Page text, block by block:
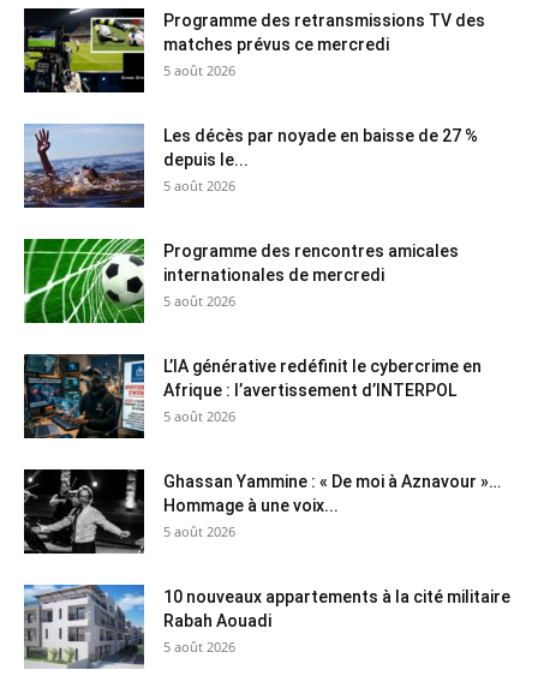
Programme des retransmissions TV des
matches prévus ce mercredi
5 août 2026
Les décès par noyade en baisse de 27 %
depuis le...
5 août 2026
Programme des rencontres amicales
internationales de mercredi
5 août 2026
L’IA générative redéfinit le cybercrime en
Afrique : l’avertissement d’INTERPOL
5 août 2026
Ghassan Yammine : « De moi à Aznavour »…
Hommage à une voix...
5 août 2026
10 nouveaux appartements à la cité militaire
Rabah Aouadi
5 août 2026